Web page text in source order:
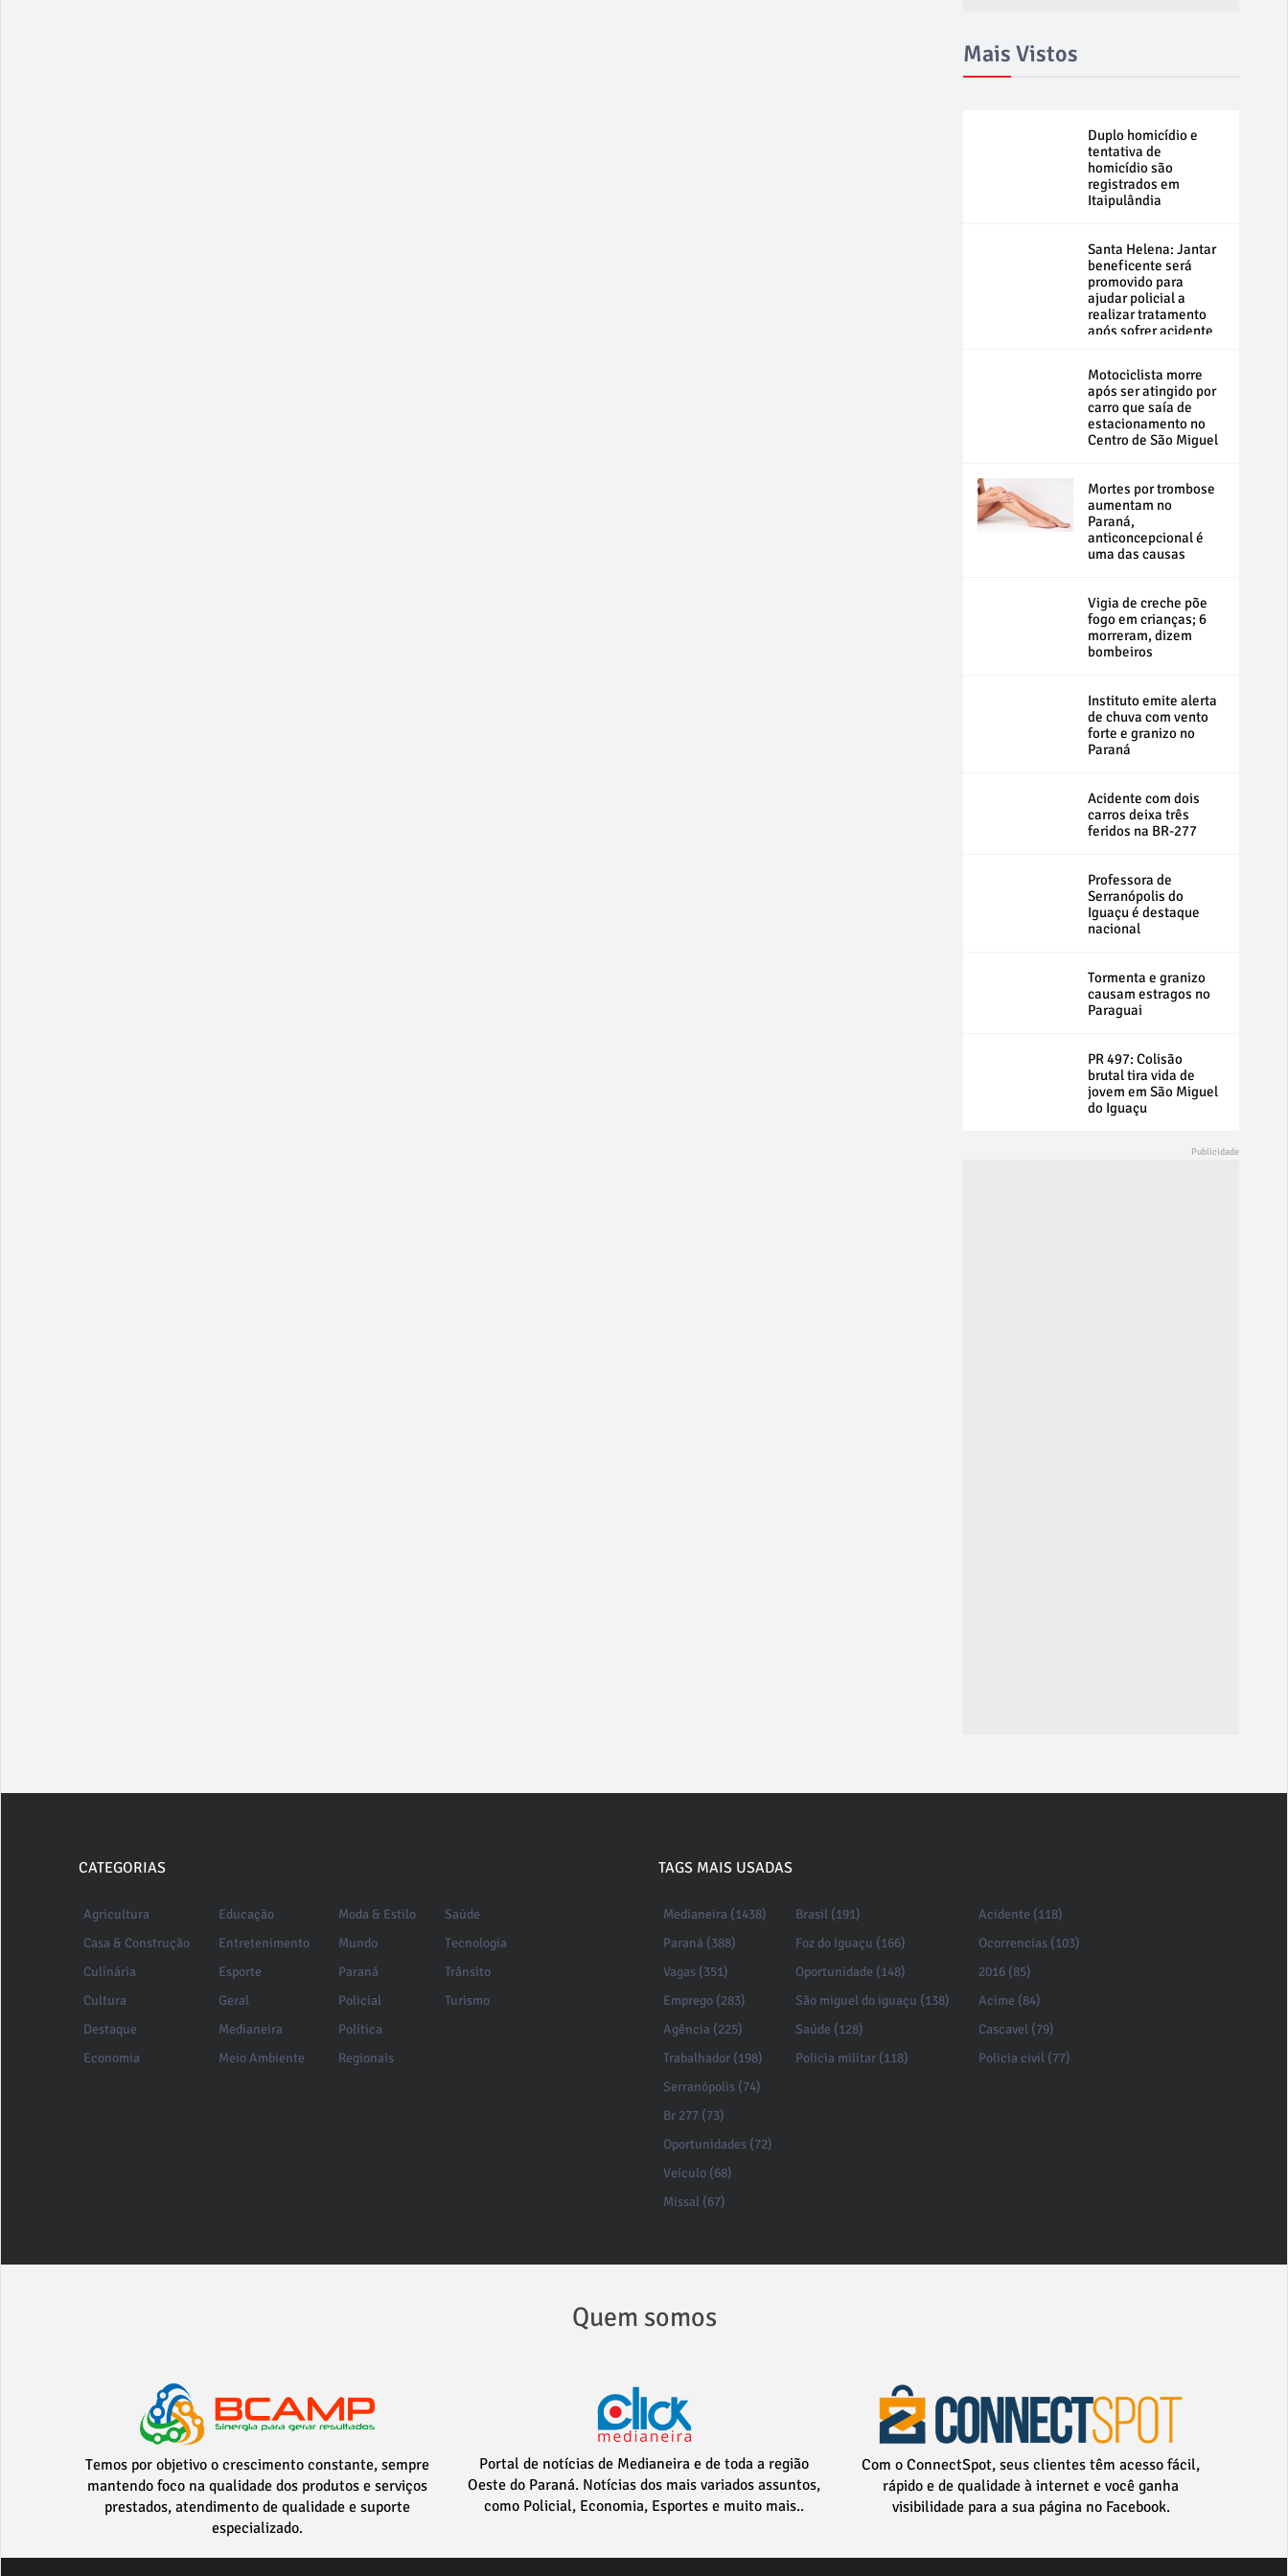
Mais Vistos
Duplo homicídio e
tentativa de
homicídio são
registrados em
Itaipulândia
Santa Helena: Jantar
beneficente será
promovido para
ajudar policial a
realizar tratamento
após sofrer acidente
Motociclista morre
após ser atingido por
carro que saía de
estacionamento no
Centro de São Miguel
Mortes por trombose
aumentam no
Paraná,
anticoncepcional é
uma das causas
Vigia de creche põe
fogo em crianças; 6
morreram, dizem
bombeiros
Instituto emite alerta
de chuva com vento
forte e granizo no
Paraná
Acidente com dois
carros deixa três
feridos na BR-277
Professora de
Serranópolis do
Iguaçu é destaque
nacional
Tormenta e granizo
causam estragos no
Paraguai
PR 497: Colisão
brutal tira vida de
jovem em São Miguel
do Iguaçu
CATEGORIAS
Agricultura
Casa & Construção
Culinária
Cultura
Destaque
Economia
Educação
Entretenimento
Esporte
Geral
Medianeira
Meio Ambiente
Moda & Estilo
Mundo
Paraná
Policial
Política
Regionais
Saúde
Tecnologia
Trânsito
Turismo
TAGS MAIS USADAS
Medianeira (1438)
Paraná (388)
Vagas (351)
Emprego (283)
Agência (225)
Trabalhador (198)
Brasil (191)
Foz do Iguaçu (166)
Oportunidade (148)
São miguel do iguaçu (138)
Saúde (128)
Policia militar (118)
Acidente (118)
Ocorrencias (103)
2016 (85)
Acime (84)
Cascavel (79)
Policia civil (77)
Serranópolis (74)
Br 277 (73)
Oportunidades (72)
Veículo (68)
Missal (67)
Quem somos
Temos por objetivo o crescimento constante, sempre
mantendo foco na qualidade dos produtos e serviços
prestados, atendimento de qualidade e suporte
especializado.
Portal de notícias de Medianeira e de toda a região
Oeste do Paraná. Notícias dos mais variados assuntos,
como Policial, Economia, Esportes e muito mais..
Com o ConnectSpot, seus clientes têm acesso fácil,
rápido e de qualidade à internet e você ganha
visibilidade para a sua página no Facebook.